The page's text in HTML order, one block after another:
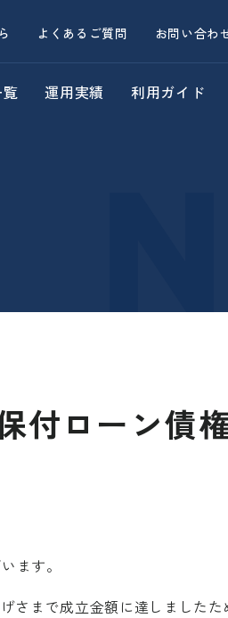
よくあるご質問 お問い合わ
運用実績 利用ガイド
付ローン債
ます。
さまで成立金額に達しましたた